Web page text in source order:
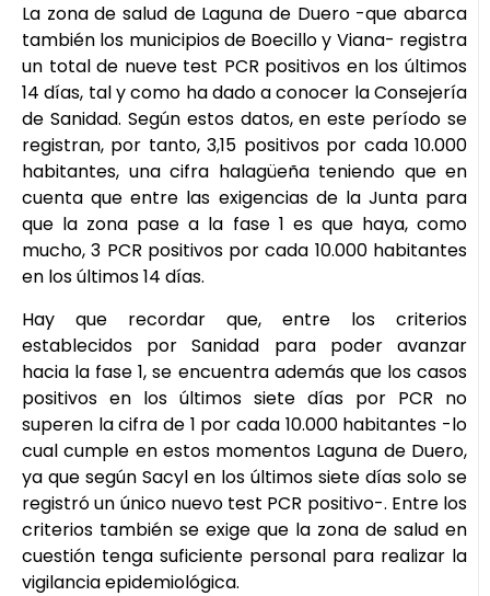
La zona de salud de Laguna de Duero -que abarca
también los municipios de Boecillo y Viana- registra
un total de nueve test PCR positivos en los últimos
14 días, tal y como ha dado a conocer la Consejería
de Sanidad. Según estos datos, en este período se
registran, por tanto, 3,15 positivos por cada 10.000
habitantes, una cifra halagüeña teniendo que en
cuenta que entre las exigencias de la Junta para
que la zona pase a la fase 1 es que haya, como
mucho, 3 PCR positivos por cada 10.000 habitantes
en los últimos 14 días.
Hay que recordar que, entre los criterios
establecidos por Sanidad para poder avanzar
hacia la fase 1, se encuentra además que los casos
positivos en los últimos siete días por PCR no
superen la cifra de 1 por cada 10.000 habitantes -lo
cual cumple en estos momentos Laguna de Duero,
ya que según Sacyl en los últimos siete días solo se
registró un único nuevo test PCR positivo-. Entre los
criterios también se exige que la zona de salud en
cuestión tenga suficiente personal para realizar la
vigilancia epidemiológica.